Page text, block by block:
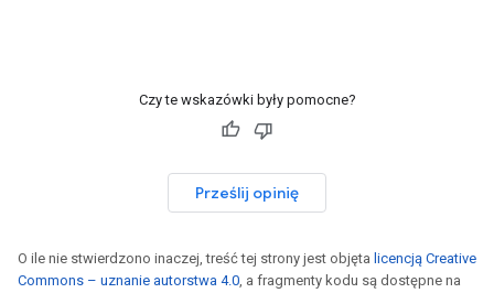
Czy te wskazówki były pomocne?
Prześlij opinię
O ile nie stwierdzono inaczej, treść tej strony jest objęta licencją Creative
Commons – uznanie autorstwa 4.0, a fragmenty kodu są dostępne na